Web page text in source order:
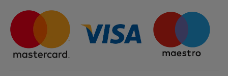
Sposoby dostawy
Upominki firmowe
Najczęstsze pytania